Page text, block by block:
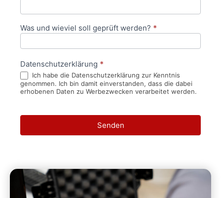
Was und wieviel soll geprüft werden? *
Datenschutzerklärung *
Ich habe die Datenschutzerklärung zur Kenntnis
genommen. Ich bin damit einverstanden, dass die dabei
erhobenen Daten zu Werbezwecken verarbeitet werden.
Senden